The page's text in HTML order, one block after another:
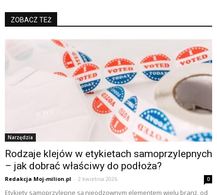
ZOBACZ TEŻ
Narzędzia
Rodzaje klejów w etykietach samoprzylepnych
– jak dobrać właściwy do podłoża?
Redakcja Moj-milion.pl - 2 kwietnia 2026 0
Etykiety samoprzylepne są nieodzownym elementem wielu branż, od